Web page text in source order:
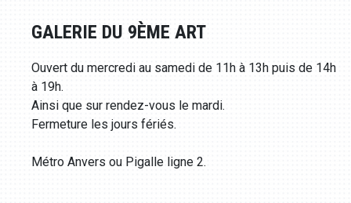
GALERIE DU 9ÈME ART
Ouvert du mercredi au samedi de 11h à 13h puis de 14h
à 19h.
Ainsi que sur rendez-vous le mardi.
Fermeture les jours fériés.
Métro Anvers ou Pigalle ligne 2.